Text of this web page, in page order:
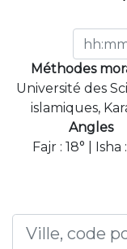
Méthodes
Université des
islamiques,
Angles
Fajr : 18° | Isha